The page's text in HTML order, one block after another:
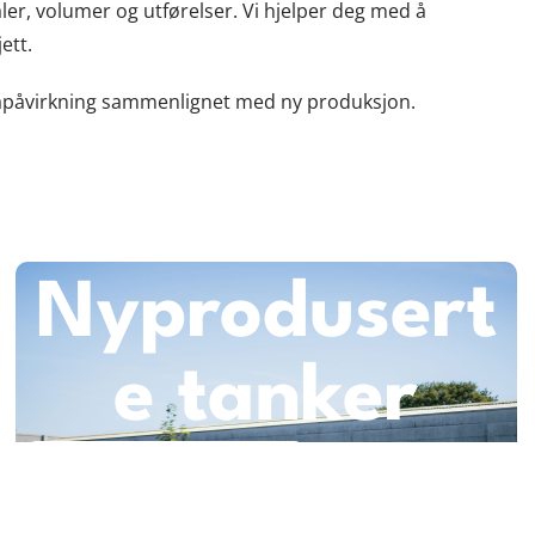
volumer og utførelser. Vi hjelper deg med å
sammenlignet med ny produksjon.
Nyprodusert
e tanker